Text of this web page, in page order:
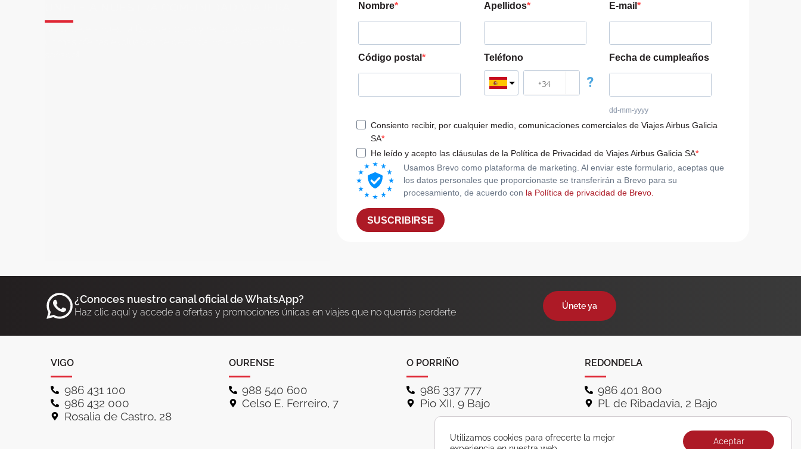
Nombre Apellidos E-mail
Código postal Teléfono
?
Fecha de cumpleaños
dd-mm-yyyy
Consiento recibir, por cualquier medio, comunicaciones comerciales de Viajes Airbus Galicia
SA
He leído y acepto las cláusulas de la Política de Privacidad de Viajes Airbus Galicia SA
Usamos Brevo como plataforma de marketing. Al enviar este formulario, aceptas que
los datos personales que proporcionaste se transferirán a Brevo para su
procesamiento, de acuerdo con la Política de privacidad de Brevo.
SUSCRIBIRSE
¿Conoces nuestro canal oficial de WhatsApp?
Haz clic aquí y accede a ofertas y promociones únicas en viajes que no querrás perderte
Únete ya
VIGO
986 431 100
986 432 000
Rosalia de Castro, 28
OURENSE
988 540 600
Celso E. Ferreiro, 7
O PORRIÑO
986 337 777
Pio XII, 9 Bajo
REDONDELA
986 401 800
Pl. de Ribadavia, 2 Bajo
Utilizamos cookies para ofrecerte la mejor
Aceptar